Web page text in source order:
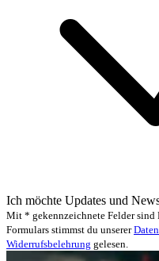
Ich möchte Updates und
Mit * gekennzeichnete Felder sind
Formulars stimmst du unserer
Widerrufsbelehrung gelesen.